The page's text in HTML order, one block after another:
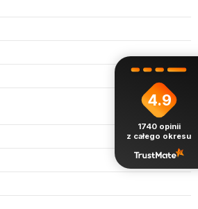
4.9
1740 opinii
z całego okresu